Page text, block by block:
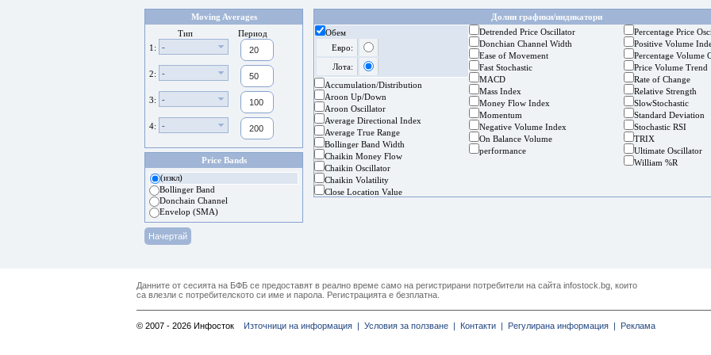
Moving Averages
Тип
Период
1:
-
2: -
3: -
4: -
Price Bands
(изкл)
Bollinger Band
Donchain Channel
Envelop (SMA)
Долни графики/индикатори
Обем
Евро:
Лота:
Accumulation/Distribution
Aroon Up/Down
Aroon Oscillator
Average Directional Index
Average True Range
Bollinger Band Width
Chaikin Money Flow
Chaikin Oscillator
Chaikin Volatility
Close Location Value
Detrended Price Oscillator
Donchian Channel Width
Ease of Movement
Fast Stochastic
MACD
Mass Index
Money Flow Index
Momentum
Negative Volume Index
On Balance Volume
performance
Percentage Price
Positive Volume
Percentage Volume
Price Volume Trend
Rate of Change
Relative Strength
SlowStochastic
Standard Deviation
Stochastic RSI
TRIX
Ultimate Oscillator
William %R
Данните от сесията на БФБ се предоставят в реално време само на регистрирани потребители на сайта infostock.bg, които
са влезли с потребителското си име и парола. Регистрацията е безплатна.
© 2007 - 2026 Инфосток Източници на информация | Условия за ползване | Контакти | Регулирана информация | Реклама